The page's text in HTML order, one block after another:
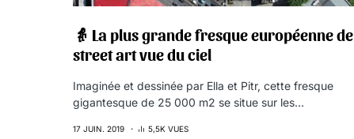
👵 La plus grande fresque européenne de
street art vue du ciel
Imaginée et dessinée par Ella et Pitr, cette fresque
gigantesque de 25 000 m2 se situe sur les…
17 JUIN. 2019 5,5K VUES